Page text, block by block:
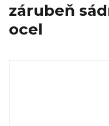
zárubeň
ocel